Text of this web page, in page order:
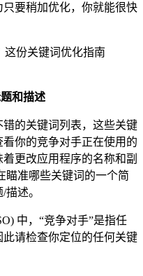
要稍加优化，你就能很快
和描述
的关键词列表，这些关键
你的竞争对手正在使用的
更改应用程序的名称和副
瞄准哪些关键词的一个简
述。
中，“竞争对手”是指任
请检查你定位的任何关键